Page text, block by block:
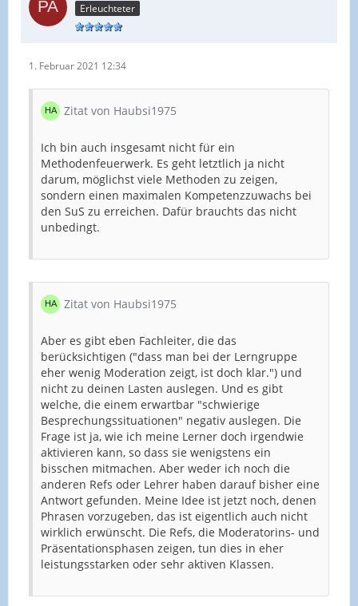
Erleuchteter
1. Februar 2021 12:34
Zitat von Haubsi1975
Ich bin auch insgesamt nicht für ein
Methodenfeuerwerk. Es geht letztlich ja nicht
darum, möglichst viele Methoden zu zeigen,
sondern einen maximalen Kompetenzzuwachs bei
den SuS zu erreichen. Dafür brauchts das nicht
unbedingt.
Zitat von Haubsi1975
Aber es gibt eben Fachleiter, die das
berücksichtigen ("dass man bei der Lerngruppe
eher wenig Moderation zeigt, ist doch klar.") und
nicht zu deinen Lasten auslegen. Und es gibt
welche, die einem erwartbar "schwierige
Besprechungssituationen" negativ auslegen. Die
Frage ist ja, wie ich meine Lerner doch irgendwie
aktivieren kann, so dass sie wenigstens ein
bisschen mitmachen. Aber weder ich noch die
anderen Refs oder Lehrer haben darauf bisher eine
Antwort gefunden. Meine Idee ist jetzt noch, denen
Phrasen vorzugeben, das ist eigentlich auch nicht
wirklich erwünscht. Die Refs, die Moderatorins- und
Präsentationsphasen zeigen, tun dies in eher
leistungsstarken oder sehr aktiven Klassen.